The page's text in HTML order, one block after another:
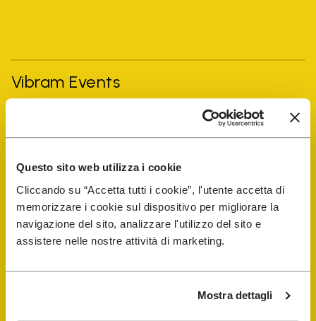
Questo sito web utilizza i cookie
Cliccando su “Accetta tutti i cookie”, l'utente accetta di
memorizzare i cookie sul dispositivo per migliorare la
navigazione del sito, analizzare l'utilizzo del sito e
assistere nelle nostre attività di marketing.
Mostra dettagli
Vibram Events
Shop
Shoe Repair Locator